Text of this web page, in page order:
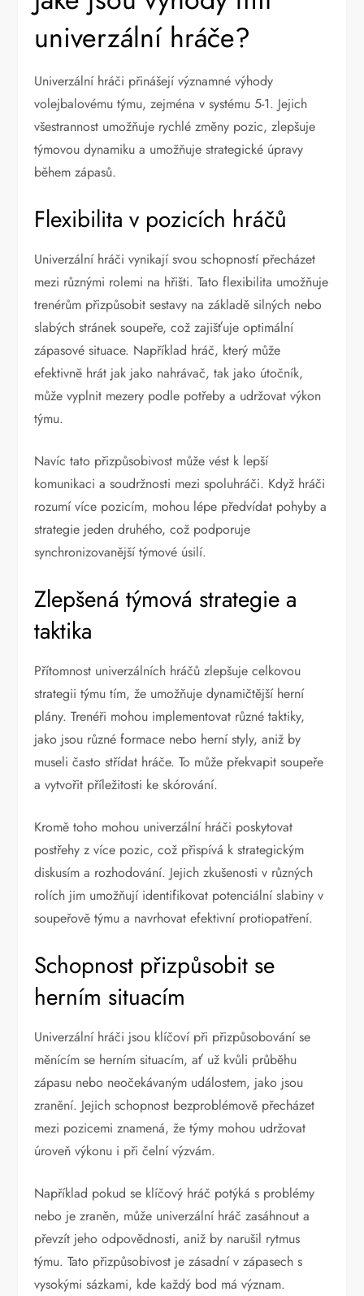
univerzální hráče?
Univerzální hráči přinášejí významné výhody
volejbalovému týmu, zejména v systému 5-1. Jejich
všestrannost umožňuje rychlé změny pozic, zlepšuje
týmovou dynamiku a umožňuje strategické úpravy
během zápasů.
Flexibilita v pozicích hráčů
Univerzální hráči vynikají svou schopností přecházet
mezi různými rolemi na hřišti. Tato flexibilita umožňuje
trenérům přizpůsobit sestavy na základě silných nebo
slabých stránek soupeře, což zajišťuje optimální
zápasové situace. Například hráč, který může
efektivně hrát jak jako nahrávač, tak jako útočník,
může vyplnit mezery podle potřeby a udržovat výkon
týmu.
Navíc tato přizpůsobivost může vést k lepší
komunikaci a soudržnosti mezi spoluhráči. Když hráči
rozumí více pozicím, mohou lépe předvídat pohyby a
strategie jeden druhého, což podporuje
synchronizovanější týmové úsilí.
Zlepšená týmová strategie a
taktika
Přítomnost univerzálních hráčů zlepšuje celkovou
strategii týmu tím, že umožňuje dynamičtější herní
plány. Trenéři mohou implementovat různé taktiky,
jako jsou různé formace nebo herní styly, aniž by
museli často střídat hráče. To může překvapit soupeře
a vytvořit příležitosti ke skórování.
Kromě toho mohou univerzální hráči poskytovat
postřehy z více pozic, což přispívá k strategickým
diskusím a rozhodování. Jejich zkušenosti v různých
rolích jim umožňují identifikovat potenciální slabiny v
soupeřově týmu a navrhovat efektivní protiopatření.
Schopnost přizpůsobit se
herním situacím
Univerzální hráči jsou klíčoví při přizpůsobování se
měnícím se herním situacím, ať už kvůli průběhu
zápasu nebo neočekávaným událostem, jako jsou
zranění. Jejich schopnost bezproblémově přecházet
mezi pozicemi znamená, že týmy mohou udržovat
úroveň výkonu i při čelní výzvám.
Například pokud se klíčový hráč potýká s problémy
nebo je zraněn, může univerzální hráč zasáhnout a
převzít jeho odpovědnosti, aniž by narušil rytmus
týmu. Tato přizpůsobivost je zásadní v zápasech s
vysokými sázkami, kde každý bod má význam.